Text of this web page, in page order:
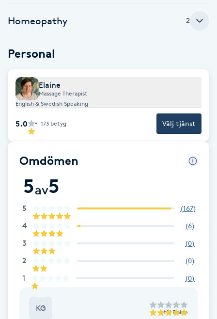
D
Damklippning
Dermapen
Diamantslipning
E
Extensions
Extensions borttagning
Eyeliner-tatuering
Face framing
Homeopathy 2
Personal
Elaine
Massage Therapist
English & Swedish Speaking
5.0 173 betyg Välj tjänst
Omdömen
5av5
5 (167)
4 (6)
3 (0)
2 (0)
1 (0)
KG till Elaine